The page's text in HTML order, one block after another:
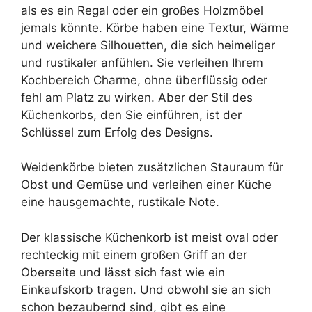
als es ein Regal oder ein großes Holzmöbel
jemals könnte. Körbe haben eine Textur, Wärme
und weichere Silhouetten, die sich heimeliger
und rustikaler anfühlen. Sie verleihen Ihrem
Kochbereich Charme, ohne überflüssig oder
fehl am Platz zu wirken. Aber der Stil des
Küchenkorbs, den Sie einführen, ist der
Schlüssel zum Erfolg des Designs.
Weidenkörbe bieten zusätzlichen Stauraum für
Obst und Gemüse und verleihen einer Küche
eine hausgemachte, rustikale Note.
Der klassische Küchenkorb ist meist oval oder
rechteckig mit einem großen Griff an der
Oberseite und lässt sich fast wie ein
Einkaufskorb tragen. Und obwohl sie an sich
schon bezaubernd sind, gibt es eine